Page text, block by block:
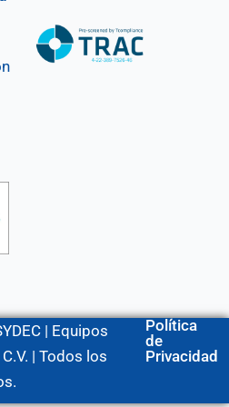
| Equipos
| Todos los
Política
de
Privacidad